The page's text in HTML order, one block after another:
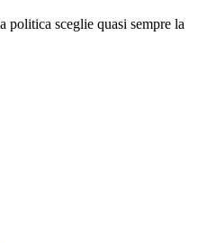
politica sceglie quasi sempre la